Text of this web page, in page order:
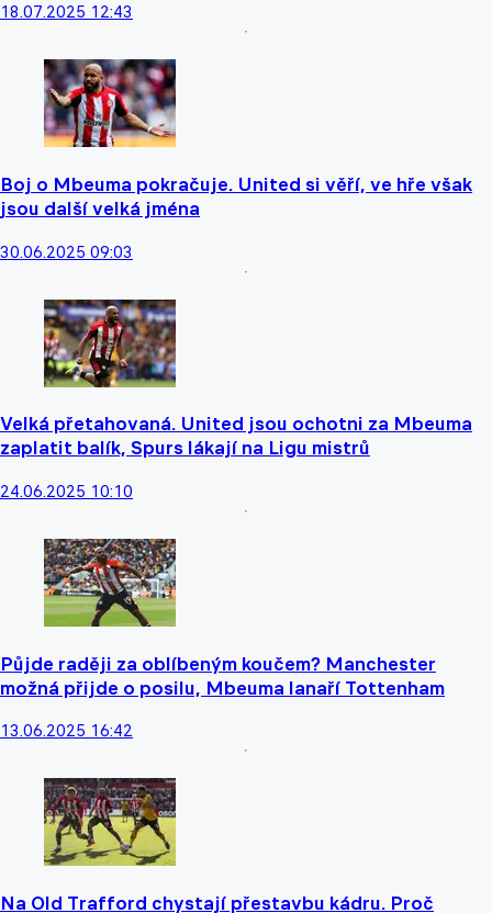
18.07.2025 12:43
Boj o Mbeuma pokračuje. United si věří, ve hře však
jsou další velká jména
30.06.2025 09:03
Velká přetahovaná. United jsou ochotni za Mbeuma
zaplatit balík, Spurs lákají na Ligu mistrů
24.06.2025 10:10
Půjde raději za oblíbeným koučem? Manchester
možná přijde o posilu, Mbeuma lanaří Tottenham
13.06.2025 16:42
Na Old Trafford chystají přestavbu kádru. Proč